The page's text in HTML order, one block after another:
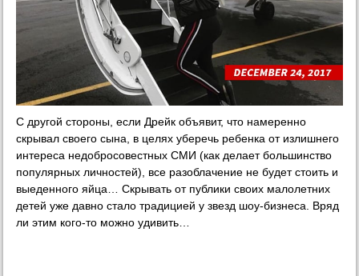
С другой стороны, если Дрейк объявит, что намеренно
скрывал своего сына, в целях уберечь ребенка от излишнего
интереса недобросовестных СМИ (как делает большинство
популярных личностей), все разоблачение не будет стоить и
выеденного яйца… Скрывать от публики своих малолетних
детей уже давно стало традицией у звезд шоу-бизнеса. Вряд
ли этим кого-то можно удивить…